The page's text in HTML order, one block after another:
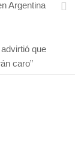
Argentina
que
caro”